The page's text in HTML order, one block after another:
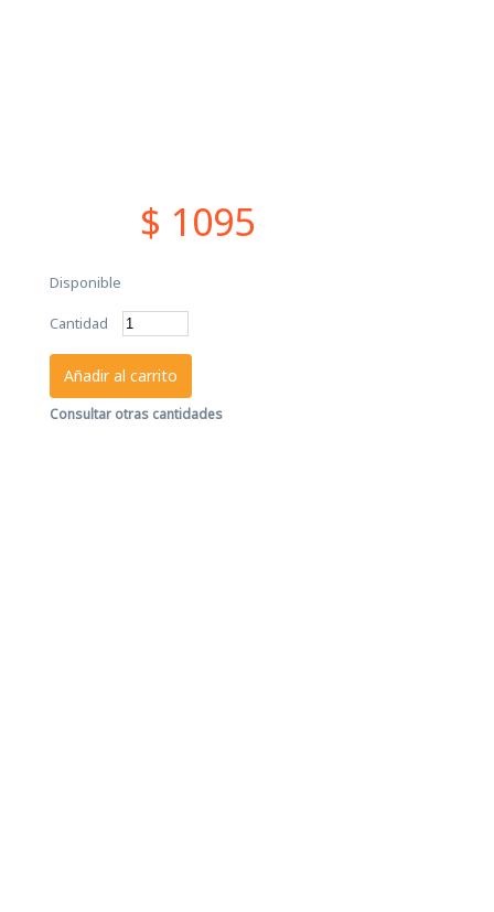
$ 1095
Disponible
Cantidad
Añadir al carrito
Consultar otras cantidades